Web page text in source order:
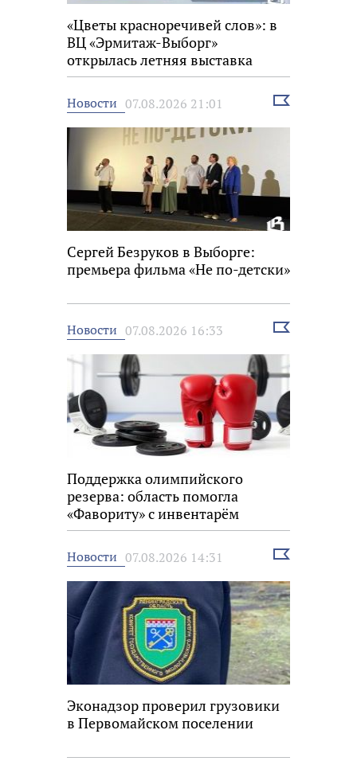
«Цветы красноречивей слов»: в
ВЦ «Эрмитаж-Выборг»
открылась летняя выставка
Новости 07.08.2026 21:01
Выбрать
Сергей Безруков в Выборге:
премьера фильма «Не по-детски»
Новости 07.08.2026 16:33
Выбрать
Поддержка олимпийского
резерва: область помогла
«Фавориту» с инвентарём
Новости 07.08.2026 14:31
Выбрать
Эконадзор проверил грузовики
в Первомайском поселении